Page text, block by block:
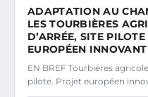
ADAPTATION AU
LES TOURBIÈRES
D’ARRÉE, SITE
EUROPÉEN INNOVANT
EN BREF Tourbières
pilote. Projet européen